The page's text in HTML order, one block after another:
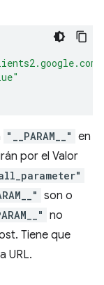
"__PARAM__" en
por el Valor
son o
no
Tiene que
URL.